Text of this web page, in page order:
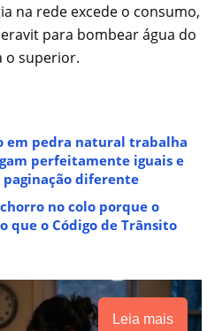
na rede excede o consumo,
para bombear água do
o superior.
em pedra natural trabalha
perfeitamente iguais e
paginação diferente
no colo porque o
que o Código de Trânsito
Leia mais